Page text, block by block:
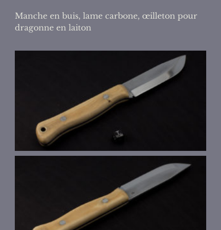
Manche en buis, lame carbone, œilleton pour
dragonne en laiton